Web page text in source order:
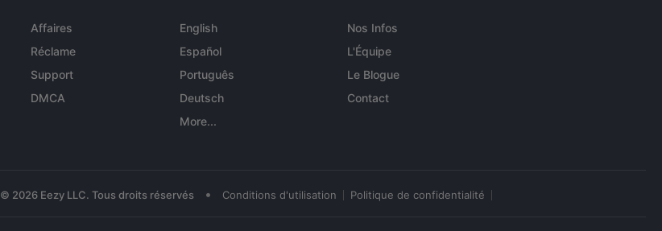
Affaires
Réclame
Support
DMCA
English
Español
Português
Deutsch
More...
Nos Infos
L'Équipe
Le Blogue
Contact
© 2026 Eezy LLC. Tous droits réservés • Conditions d'utilisation Politique de confidentialité